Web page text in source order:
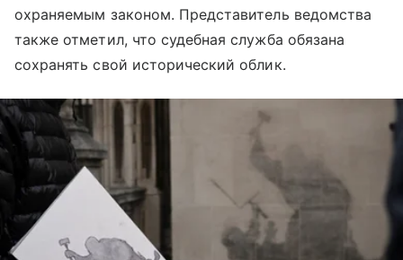
охраняемым законом. Представитель ведомства
также отметил, что судебная служба обязана
сохранять свой исторический облик.